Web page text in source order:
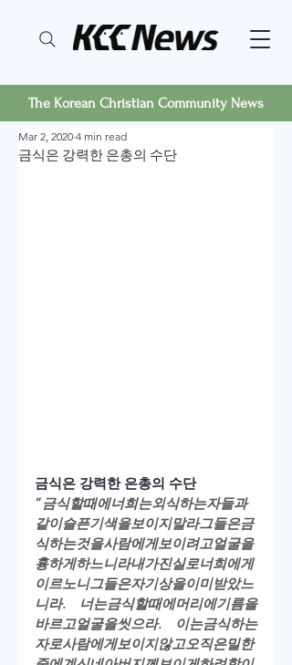
The Korean Christian Community News
금식은 강력한 은총의 수단
Mar 2, 2020 4 min read
금식은 강력한 은총의 수단
“금식할때에너희는외식하는자들과
같이슬픈기색을보이지말라그들은금
식하는것을사람에게보이려고얼굴을
흉하게하느니라내가진실로너희에게
이르노니그들은자기상을이미받았느
니라. 너는금식할때에머리에기름을
바르고얼굴을씻으라. 이는금식하는
자로사람에게보이지않고오직은밀한